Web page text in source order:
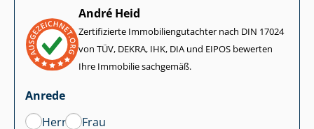
André Heid
Zertifizierte Im­mo­bi­li­en­gut­ach­ter nach DIN 17024
von TÜV, DEKRA, IHK, DIA und EIPOS bewerten
Ihre Immobilie sachgemäß.
Anrede
Herr
Frau